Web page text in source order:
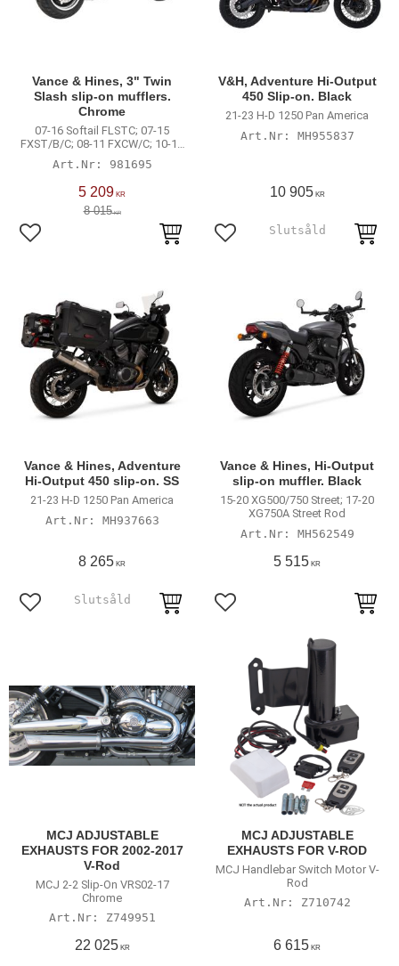
Vance & Hines, 3" Twin
Slash slip-on mufflers.
Chrome
07-16 Softail FLSTC; 07-15
FXST/B/C; 08-11 FXCW/C; 10-12
FLSTSE; 13-16 FXSB
981695
5 209 KR
8 015KR
Lägg till i favoriter
V&H, Adventure Hi-Output
450 Slip-on. Black
21-23 H-D 1250 Pan America
MH955837
10 905KR
Lägg till i favoriter
Vance & Hines, Adventure
Hi-Output 450 slip-on. SS
21-23 H-D 1250 Pan America
MH937663
8 265 KR
Lägg till i favoriter
Vance & Hines, Hi-Output
slip-on muffler. Black
15-20 XG500/750 Street; 17-20
XG750A Street Rod
MH562549
5 515 KR
Lägg till i favoriter
MCJ ADJUSTABLE
EXHAUSTS FOR 2002-2017
V-Rod
MCJ 2-2 Slip-On VRS02-17
Chrome
Z749951
22 025KR
MCJ ADJUSTABLE
EXHAUSTS FOR V-ROD
MCJ Handlebar Switch Motor V-
Rod
Z710742
6 615 KR